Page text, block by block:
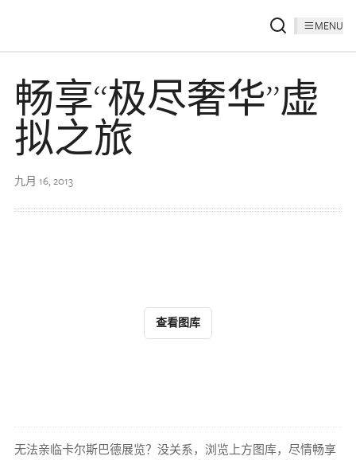
MENU
畅享“极尽奢华”虚
拟之旅
九月 16, 2013
查看图库
无法亲临卡尔斯巴德展览？没关系，浏览上方图库，尽情畅享